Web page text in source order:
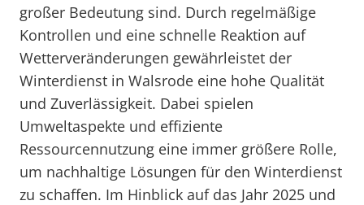
großer Bedeutung sind. Durch regelmäßige
Kontrollen und eine schnelle Reaktion auf
Wetterveränderungen gewährleistet der
Winterdienst in Walsrode eine hohe Qualität
und Zuverlässigkeit. Dabei spielen
Umweltaspekte und effiziente
Ressourcennutzung eine immer größere Rolle,
um nachhaltige Lösungen für den Winterdienst
zu schaffen. Im Hinblick auf das Jahr 2025 und